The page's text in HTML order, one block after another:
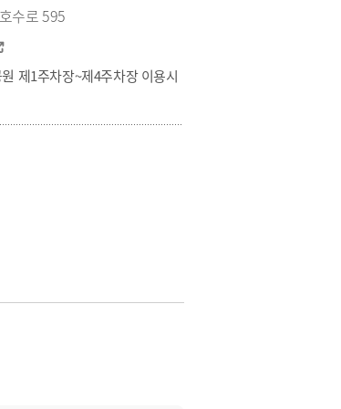
수로 595
제1주차장~제4주차장 이용시